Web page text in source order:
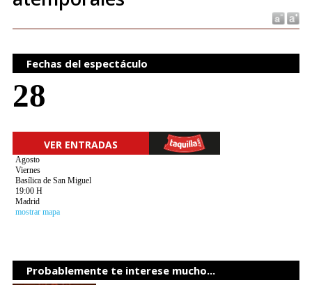
Fechas del espectáculo
28
VER ENTRADAS
Agosto
Viernes
Basílica de San Miguel
19:00 H
Madrid
mostrar mapa
Probablemente te interese mucho...